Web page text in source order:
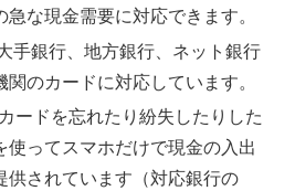
急な現金需要に対応できます。
手銀行、地方銀行、ネット銀行
のカードに対応しています。
カードを忘れたり紛失したりした
使ってスマホだけで現金の入出
供されています（対応銀行の